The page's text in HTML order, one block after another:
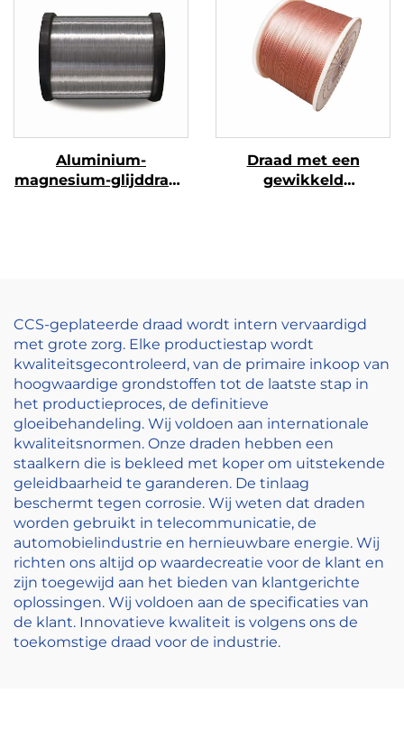
Aluminium-
magnesium-glijddraad
Draad met een
gewikkeld
CCS-geplateerde draad wordt intern vervaardigd
met grote zorg. Elke productiestap wordt
kwaliteitsgecontroleerd, van de primaire inkoop van
hoogwaardige grondstoffen tot de laatste stap in
het productieproces, de definitieve
gloeibehandeling. Wij voldoen aan internationale
kwaliteitsnormen. Onze draden hebben een
staalkern die is bekleed met koper om uitstekende
geleidbaarheid te garanderen. De tinlaag
beschermt tegen corrosie. Wij weten dat draden
worden gebruikt in telecommunicatie, de
automobielindustrie en hernieuwbare energie. Wij
richten ons altijd op waardecreatie voor de klant en
zijn toegewijd aan het bieden van klantgerichte
oplossingen. Wij voldoen aan de specificaties van
de klant. Innovatieve kwaliteit is volgens ons de
toekomstige draad voor de industrie.